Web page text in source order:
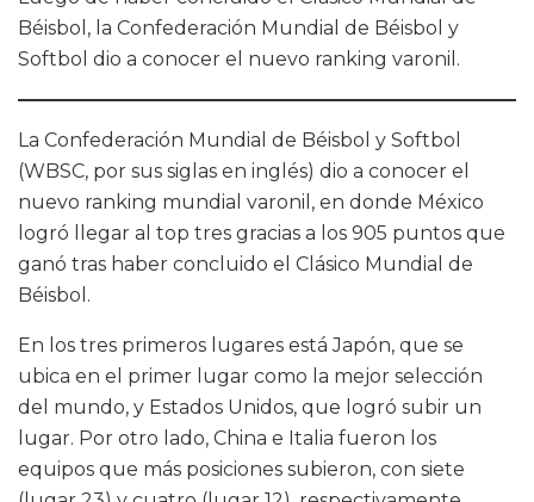
Béisbol, la Confederación Mundial de Béisbol y
Softbol dio a conocer el nuevo ranking varonil.
La Confederación Mundial de Béisbol y Softbol
(WBSC, por sus siglas en inglés) dio a conocer el
nuevo ranking mundial varonil, en donde México
logró llegar al top tres gracias a los 905 puntos que
ganó tras haber concluido el Clásico Mundial de
Béisbol.
En los tres primeros lugares está Japón, que se
ubica en el primer lugar como la mejor selección
del mundo, y Estados Unidos, que logró subir un
lugar. Por otro lado, China e Italia fueron los
equipos que más posiciones subieron, con siete